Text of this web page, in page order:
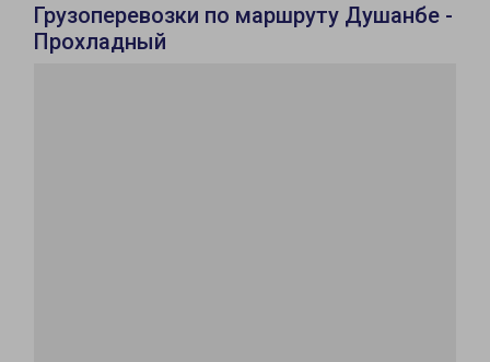
Грузоперевозки по маршруту Душанбе -
Прохладный